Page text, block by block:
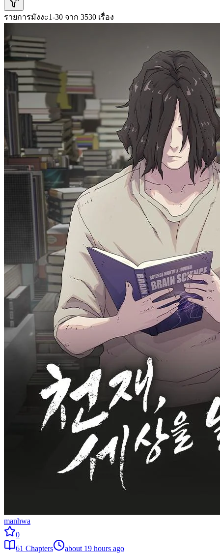
รายการมังงะ1-30 จาก 3530 เรื่อง
manhwa
0
61 Chapters about 19 hours ago